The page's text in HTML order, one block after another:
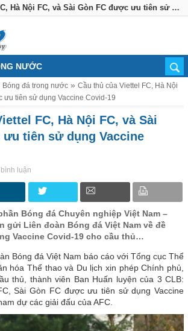
Cầu thủ của Viettel FC, Hà Nội FC, và Sài Gòn FC được ưu tiên sử dụng Vaccine Covid-19
NƯỚC
Bóng đá trong nước
Cầu thủ của Viettel FC, Hà Nội
ưu tiên sử dụng Vaccine Covid-19
FC, Hà Nội FC, và Sài
tiên sử dụng Vaccine
luận
Bóng đá Chuyên nghiệp Việt Nam –
gửi Liên đoàn Bóng đá Việt Nam về đề
Vaccine Covid-19 cho cầu thủ…
Bóng đá Việt Nam báo cáo với Tổng cục Thể
hóa Thể thao và Du lịch xin phép Chính phủ,
thủ, thành viên Ban Huấn luyện của 3 CLB:
Sài Gòn FC được ưu tiên sử dụng Vaccine
dự các giải đấu của AFC.